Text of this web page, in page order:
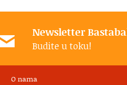
Newsletter
Budite u toku!
O nama